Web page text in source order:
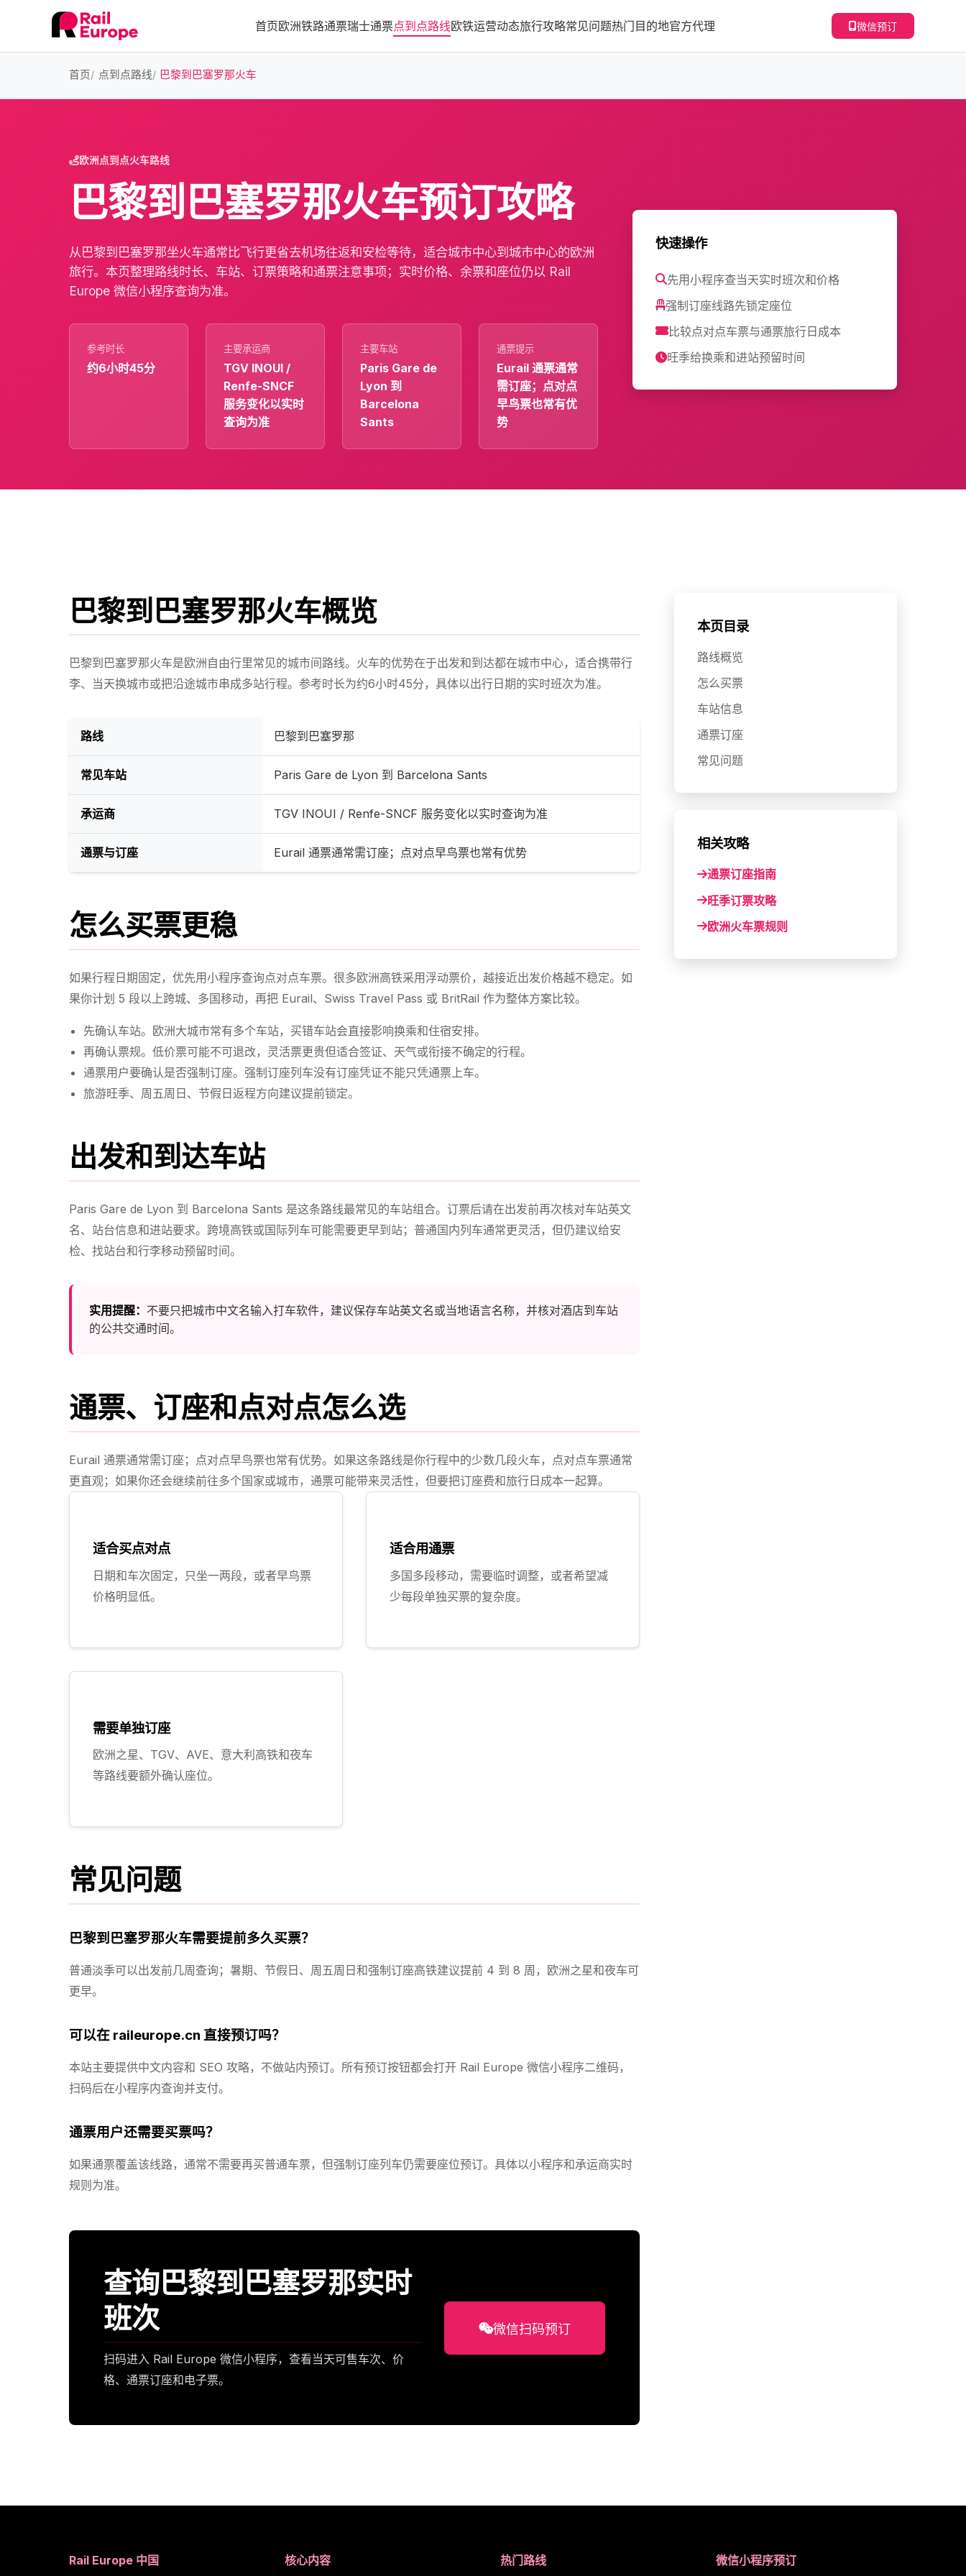
首页欧洲铁路通票瑞士通票点到点路线欧铁运营动态旅行攻略常见问题热门目的地官方代理 微信预订
首页 点到点路线 巴黎到巴塞罗那火车
欧洲点到点火车路线
巴黎到巴塞罗那火车预订攻略
从巴黎到巴塞罗那坐火车通常比飞行更省去机场往返和安检等待，适合城市中心到城市中心的欧洲
旅行。本页整理路线时长、车站、订票策略和通票注意事项；实时价格、余票和座位仍以 Rail
Europe 微信小程序查询为准。
参考时长
约6小时45分
主要承运商
TGV INOUI /
Renfe-SNCF
服务变化以实时
查询为准
主要车站
Paris Gare de
Lyon 到
Barcelona
Sants
通票提示
Eurail 通票通常
需订座；点对点
早鸟票也常有优
势
快速操作
先用小程序查当天实时班次和价格
强制订座线路先锁定座位
比较点对点车票与通票旅行日成本
旺季给换乘和进站预留时间
巴黎到巴塞罗那火车概览
巴黎到巴塞罗那火车是欧洲自由行里常见的城市间路线。火车的优势在于出发和到达都在城市中心，适合携带行
李、当天换城市或把沿途城市串成多站行程。参考时长为约6小时45分，具体以出行日期的实时班次为准。
路线 巴黎到巴塞罗那
常见车站 Paris Gare de Lyon 到 Barcelona Sants
承运商 TGV INOUI / Renfe-SNCF 服务变化以实时查询为准
通票与订座 Eurail 通票通常需订座；点对点早鸟票也常有优势
怎么买票更稳
如果行程日期固定，优先用小程序查询点对点车票。很多欧洲高铁采用浮动票价，越接近出发价格越不稳定。如
果你计划 5 段以上跨城、多国移动，再把 Eurail、Swiss Travel Pass 或 BritRail 作为整体方案比较。
先确认车站。欧洲大城市常有多个车站，买错车站会直接影响换乘和住宿安排。
再确认票规。低价票可能不可退改，灵活票更贵但适合签证、天气或衔接不确定的行程。
通票用户要确认是否强制订座。强制订座列车没有订座凭证不能只凭通票上车。
旅游旺季、周五周日、节假日返程方向建议提前锁定。
出发和到达车站
Paris Gare de Lyon 到 Barcelona Sants 是这条路线最常见的车站组合。订票后请在出发前再次核对车站英文
名、站台信息和进站要求。跨境高铁或国际列车可能需要更早到站；普通国内列车通常更灵活，但仍建议给安
检、找站台和行李移动预留时间。
实用提醒： 不要只把城市中文名输入打车软件，建议保存车站英文名或当地语言名称，并核对酒店到车站
的公共交通时间。
通票、订座和点对点怎么选
Eurail 通票通常需订座；点对点早鸟票也常有优势。如果这条路线是你行程中的少数几段火车，点对点车票通常
更直观；如果你还会继续前往多个国家或城市，通票可能带来灵活性，但要把订座费和旅行日成本一起算。
适合买点对点
日期和车次固定，只坐一两段，或者早鸟票
价格明显低。
适合用通票
多国多段移动，需要临时调整，或者希望减
少每段单独买票的复杂度。
需要单独订座
欧洲之星、TGV、AVE、意大利高铁和夜车
等路线要额外确认座位。
常见问题
巴黎到巴塞罗那火车需要提前多久买票？
普通淡季可以出发前几周查询；暑期、节假日、周五周日和强制订座高铁建议提前 4 到 8 周，欧洲之星和夜车可
更早。
可以在 raileurope.cn 直接预订吗？
本站主要提供中文内容和 SEO 攻略，不做站内预订。所有预订按钮都会打开 Rail Europe 微信小程序二维码，
扫码后在小程序内查询并支付。
通票用户还需要买票吗？
如果通票覆盖该线路，通常不需要再买普通车票，但强制订座列车仍需要座位预订。具体以小程序和承运商实时
规则为准。
查询巴黎到巴塞罗那实时
班次
扫码进入 Rail Europe 微信小程序，查看当天可售车次、价
格、通票订座和电子票。
微信扫码预订
本页目录
路线概览
怎么买票
车站信息
通票订座
常见问题
相关攻略
通票订座指南
旺季订票攻略
欧洲火车票规则
Rail Europe 中国 核心内容 热门路线 微信小程序预订